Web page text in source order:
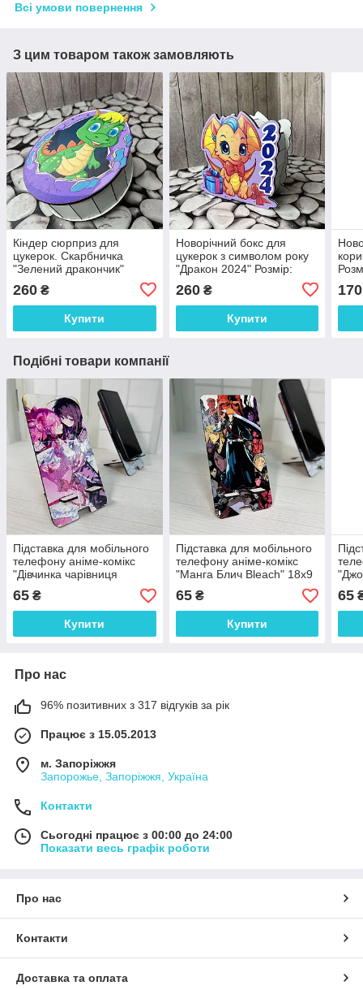
Всі умови повернення
З цим товаром також замовляють
Кіндер сюрприз для
цукерок. Скарбничка
"Зелений дракончик"
260 ₴
Купити
Новорічний бокс для
цукерок з символом року
"Дракон 2024" Розмір:
260₴
Купити
170
Подібні товари компанії
Підставка для мобільного
телефону аніме-комікс
"Дівчинка чарівниця
Мадока Манга" 18х9 см
65 ₴
Купити
Підставка для мобільного
телефону аніме-комікс
"Манга Блич Bleach" 18х9
см
65₴
Купити
65
Про нас
96% позитивних з 317 відгуків за рік
Працює з 15.05.2013
м. Запоріжжя
Запорожье, Запоріжжя, Україна
Контакти
Сьогодні працює з 00:00 до 24:00
Показати весь графік роботи
Про нас
Контакти
Доставка та оплата